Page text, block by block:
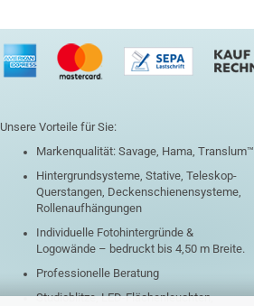
Unsere Vorteile für Sie:
Markenqualität: Savage, Hama, Translum™
Hintergrundsysteme, Stative, Teleskop-
Querstangen, Deckenschienensysteme,
Rollenaufhängungen
Individuelle Fotohintergründe &
Logowände – bedruckt bis 4,50 m Breite.
Professionelle Beratung
Studioblitze, LED-Flächenleuchten,